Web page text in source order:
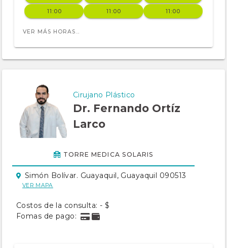
11:00 11:00 11:00
VER MÁS HORAS...
Cirujano Plástico
Dr. Fernando Ortíz
Larco
TORRE MEDICA SOLARIS
Simón Bolívar. Guayaquil, Guayaquil 090513
VER MAPA
Costos de la consulta: - $
Fomas de pago: